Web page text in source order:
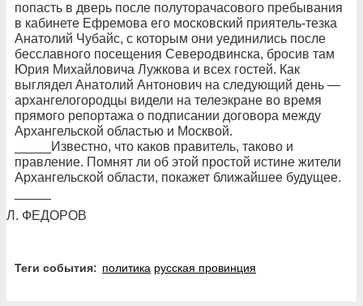
попасть в дверь после полуторачасового пребывания
в кабинете Ефремова его московский приятель-тезка
Анатолий Чубайс, с которым они уединились после
бесславного посещения Северодвинска, бросив там
Юрия Михайловича Лужкова и всех гостей. Как
выглядел Анатолий Антонович на следующий день —
архангелогородцы видели на телеэкране во время
прямого репортажа о подписании договора между
Архангельской областью и Москвой.
_____Известно, что каков правитель, таково и
правление. Помнят ли об этой простой истине жители
Архангельской области, покажет ближайшее будущее.
Л. ФЕДОРОВ
Теги события: политика русская провинция